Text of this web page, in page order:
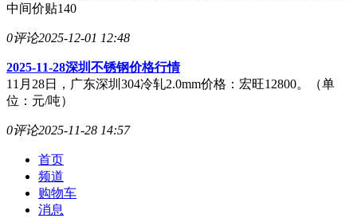
中间价贴140
0评论2025-12-01 12:48
2025-11-28深圳不锈钢价格行情
11月28日，广东深圳304冷轧2.0mm价格：宏旺12800。（单
位：元/吨）
0评论2025-11-28 14:57
首页
频道
购物车
消息